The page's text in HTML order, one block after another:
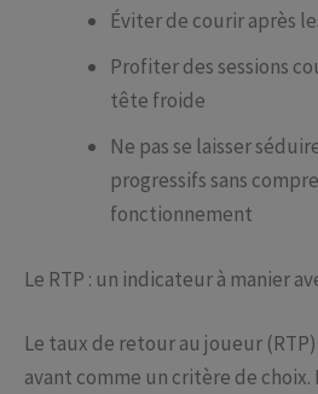
Éviter de courir après
Profiter des sessions
tête froide
Ne pas se laisser
progressifs sans
fonctionnement
Le RTP : un indicateur à manier
Le taux de retour au joueur
avant comme un critère de